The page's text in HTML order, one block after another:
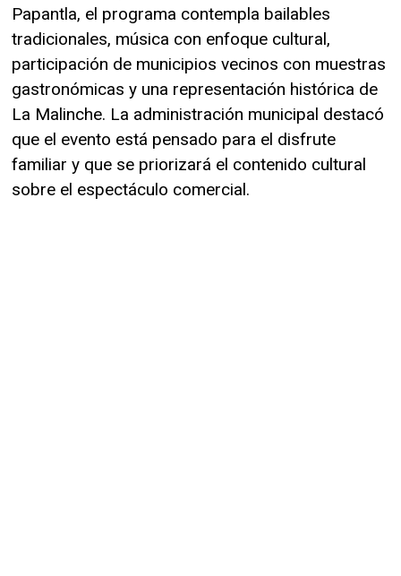
Papantla, el programa contempla bailables
tradicionales, música con enfoque cultural,
participación de municipios vecinos con muestras
gastronómicas y una representación histórica de
La Malinche. La administración municipal destacó
que el evento está pensado para el disfrute
familiar y que se priorizará el contenido cultural
sobre el espectáculo comercial.